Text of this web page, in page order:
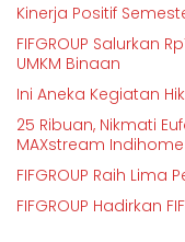
Kinerja Positif
FIFGROUP Salurkan
UMKM Binaan
Ini Aneka Kegiatan
25 Ribuan, Nikmati
MAXstream Indihome
FIFGROUP Raih
FIFGROUP Hadirkan